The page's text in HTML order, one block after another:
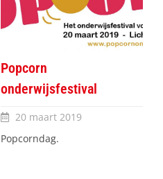
Popcorn
onderwijsfestival
20 maart 2019
Popcorndag.